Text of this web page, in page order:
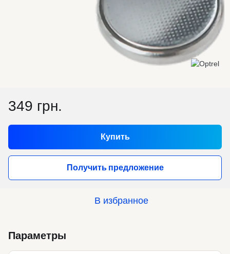
349 грн.
Купить
Получить предложение
В избранное
Параметры